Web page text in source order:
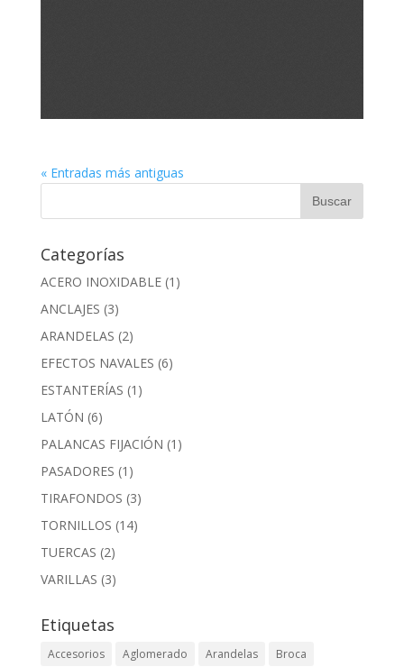
« Entradas más antiguas
Categorías
ACERO INOXIDABLE(1)
ANCLAJES (3)
ARANDELAS (2)
EFECTOS NAVALES (6)
ESTANTERÍAS (1)
LATÓN (6)
PALANCAS FIJACIÓN (1)
PASADORES (1)
TIRAFONDOS (3)
TORNILLOS (14)
TUERCAS (2)
VARILLAS (3)
Etiquetas
Accesorios Aglomerado Arandelas Broca